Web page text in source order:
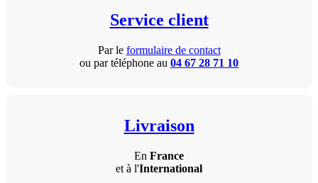
Service client
Par le formulaire de contact
ou par téléphone au 04 67 28 71 10
Livraison
En France
et à l'International